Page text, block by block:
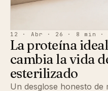
12 · Abr · 26 · 8 min
La proteína
cambia la vida
esterilizado
Un desglose honesto de